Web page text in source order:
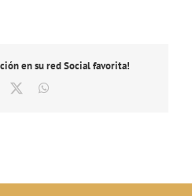
en su red Social favorita!
Facebook